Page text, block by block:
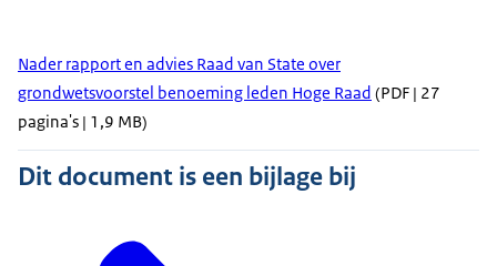
Nader rapport en advies Raad van State over
grondwetsvoorstel benoeming leden Hoge Raad (PDF | 27
pagina's | 1,9 MB)
Dit document is een bijlage bij